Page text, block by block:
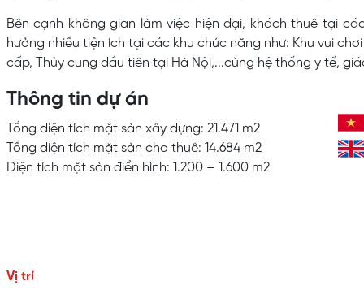
Bên cạnh không gian làm việc hiện đại, khách thuê tại
hưởng nhiều tiện ích tại các khu chức năng như: Khu vui
cấp, Thủy cung đầu tiên tại Hà Nội,...cùng hệ thống y tế,
Thông tin dự án
Tổng diện tích mặt sàn xây dựng: 21.471 m2
Tổng diện tích mặt sàn cho thuê: 14.684 m2
Diện tích mặt sàn điển hình: 1.200 – 1.600 m2
Vị trí